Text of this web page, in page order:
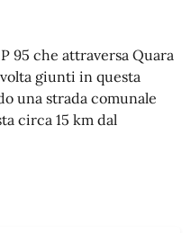
95 che attraversa Quara
giunti in questa
una strada comunale
circa 15 km dal